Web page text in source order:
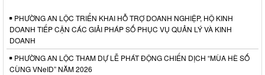
PHƯỜNG AN LỘC TRIỂN KHAI HỖ TRỢ DOANH NGHIỆP, HỘ KINH
DOANH TIẾP CẬN CÁC GIẢI PHÁP SỐ PHỤC VỤ QUẢN LÝ VÀ KINH
DOANH
PHƯỜNG AN LỘC THAM DỰ LỄ PHÁT ĐỘNG CHIẾN DỊCH “MÙA HÈ SỐ
CÙNG VNeID” NĂM 2026